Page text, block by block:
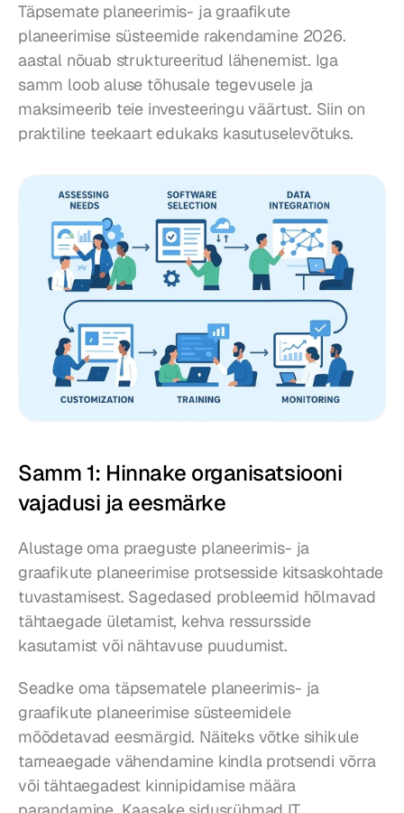
Täpsemate planeerimis- ja graafikute
planeerimise süsteemide rakendamine 2026.
aastal nõuab struktureeritud lähenemist. Iga
samm loob aluse tõhusale tegevusele ja
maksimeerib teie investeeringu väärtust. Siin on
praktiline teekaart edukaks kasutuselevõtuks.
Samm 1: Hinnake organisatsiooni
vajadusi ja eesmärke
Alustage oma praeguste planeerimis- ja
graafikute planeerimise protsesside kitsaskohtade
tuvastamisest. Sagedased probleemid hõlmavad
tähtaegade ületamist, kehva ressursside
kasutamist või nähtavuse puudumist.
Seadke oma täpsematele planeerimis- ja
graafikute planeerimise süsteemidele
mõõdetavad eesmärgid. Näiteks võtke sihikule
tarneaegade vähendamine kindla protsendi võrra
või tähtaegadest kinnipidamise määra